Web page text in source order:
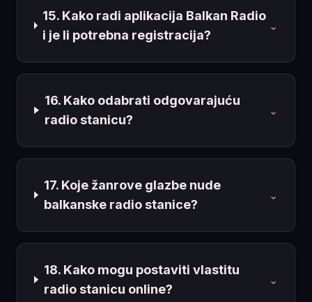
15. Kako radi aplikacija Balkan Radio
i je li potrebna registracija?
⌄
16. Kako odabrati odgovarajuću
radio stanicu?
⌄
17. Koje žanrove glazbe nude
balkanske radio stanice?
⌄
18. Kako mogu postaviti vlastitu
radio stanicu online?
⌄